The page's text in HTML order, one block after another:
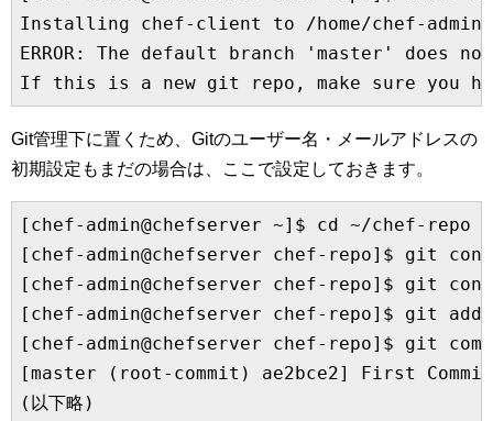
Installing chef-client to /home/chef-admin/
ERROR: The default branch 'master' does
Git管理下に置くため、Gitのユーザー名・メールアドレスの
初期設定もまだの場合は、ここで設定しておきます。
[chef-admin@chefserver ~]$ cd ~/chef-repo
[chef-admin@chefserver chef-repo]$ git
[chef-admin@chefserver chef-repo]$ git
[chef-admin@chefserver chef-repo]$ git add
[chef-admin@chefserver chef-repo]$ git
[master (root-commit) ae2bce2] First Commit